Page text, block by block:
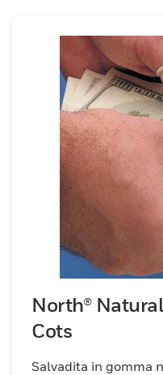
rischi di
applicazioni
gomma naturale
eccezionale durata
garantendo comfort
copridita Honeywell
precisione di cui hai
protezione su cui fai
North®
Cots
Salvadita in gomma